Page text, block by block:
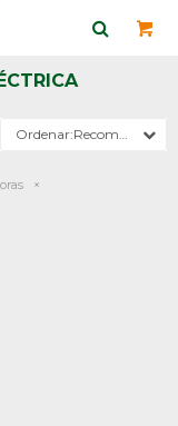
Recomendados